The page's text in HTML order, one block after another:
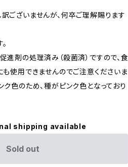
ございませんが、何卒ご理解賜ります
進剤の処理済み（殺菌済）ですので、食
も使用できませんのでご注意くださいま
ク色のため、種がピンク色となっており
shipping available
Sold out